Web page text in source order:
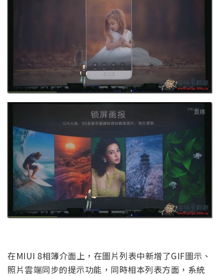
在MIUI 8相簿介面上，在圖片列表中新增了GIF圖示、
照片雲端同步的提示功能，同時相本列表方面，系統